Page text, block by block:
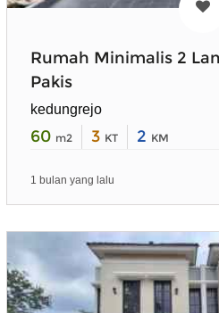
Rumah Minimalis 2
Pakis
kedungrejo
60 m2 3 KT 2 KM
1 bulan yang lalu